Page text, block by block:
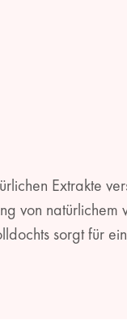
Extrakte
von
sorgt für